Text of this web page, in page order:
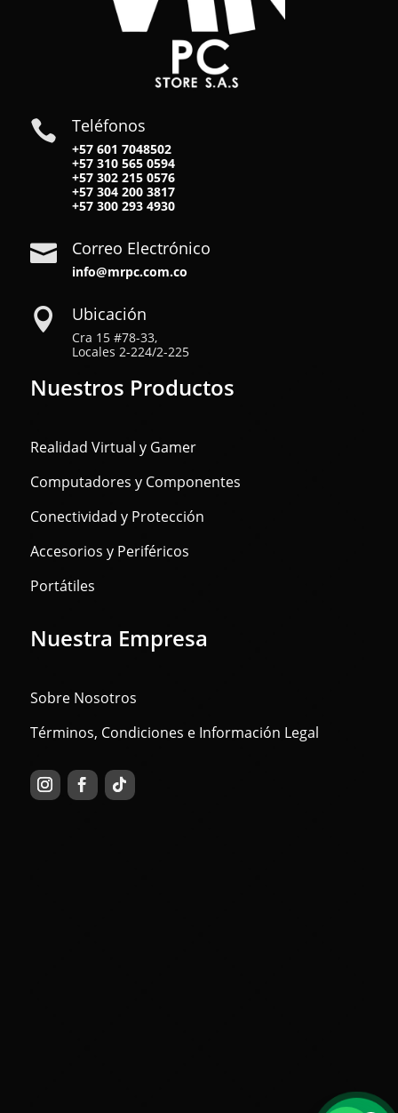
 Teléfonos
+57 601 7048502
+57310 565 0594
+57302 215 0576
+57304 200 3817
+57300 293 4930
 Correo Electrónico
info@mrpc.com.co
 Ubicación
Cra 15 #78-33,
Locales 2-224/2-225
Nuestros Productos
Realidad Virtual y Gamer
Computadores y Componentes
Conectividad y Protección
Accesorios y Periféricos
Portátiles
Nuestra Empresa
Sobre Nosotros
Términos, Condiciones e Información Legal